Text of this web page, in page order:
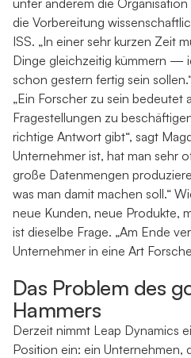
unter anderem die
die Vorbereitung
ISS. „In einer sehr kurzen Zeit
Dinge gleichzeitig kümmern —
schon gestern fertig sein
„Ein Forscher zu sein bedeutet
Fragestellungen zu
richtige Antwort gibt“, sagt
Unternehmer ist, hat man sehr
große Datenmengen
was man damit machen soll.“
neue Kunden, neue Produkte,
ist dieselbe Frage. „Am Ende
Unternehmer in eine Art
Das Problem des
Hammers
Derzeit nimmt Leap Dynamics
Position ein: ein Unternehmen,